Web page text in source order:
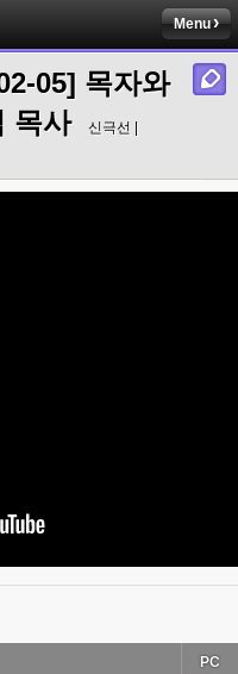
Menu
05] 목자와
목사
신극선 |
PC